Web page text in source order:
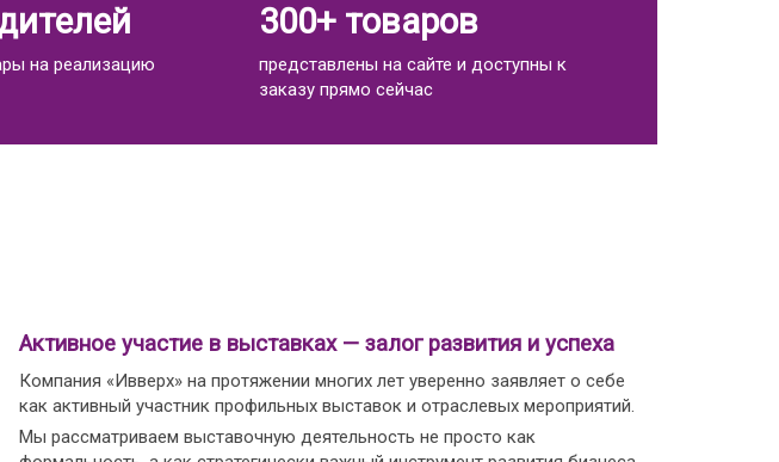
на реализацию
300+ товаров
представлены на сайте и доступны к
заказу прямо сейчас
Активное участие в выставках — залог развития и успеха
Компания «Ивверх» на протяжении многих лет уверенно заявляет о себе
как активный участник профильных выставок и отраслевых мероприятий.
Мы рассматриваем выставочную деятельность не просто как